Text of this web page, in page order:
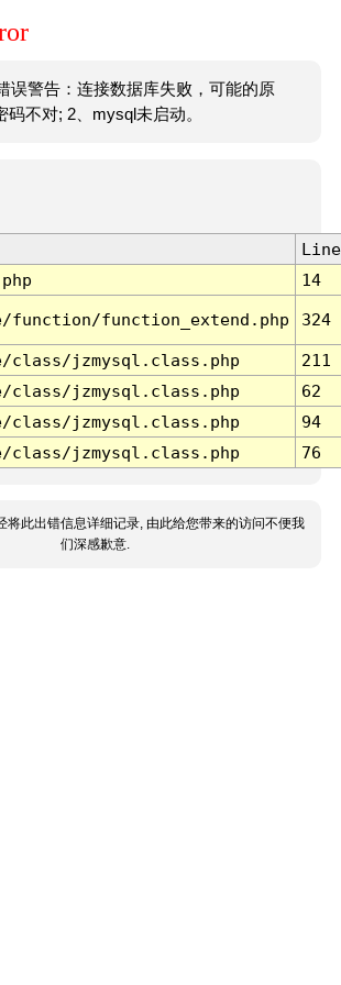
误警告：连接数据库失败，可能的原
码不对; 2、mysql未启动。
Line
14
function/function_extend.php 324
class/jzmysql.class.php
211
class/jzmysql.class.php
62
class/jzmysql.class.php
94
class/jzmysql.class.php 76
将此出错信息详细记录, 由此给您带来的访问不便我
们深感歉意.